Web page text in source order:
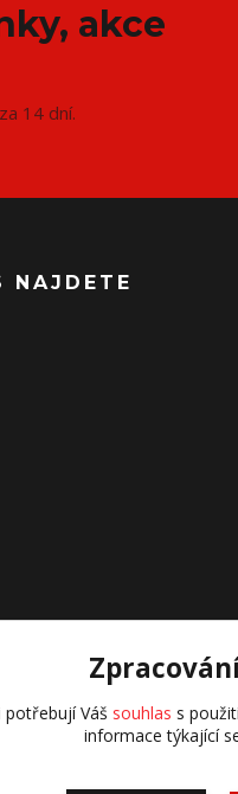
akce
14 dní.
NAJDETE
Váš souhlas s
informace týkající